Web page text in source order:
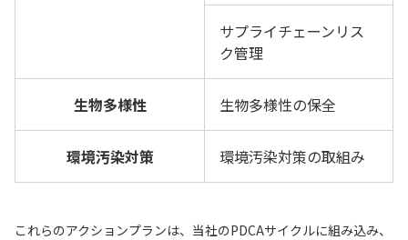
サプライチェーンリス
ク管理
生物多様性 生物多様性の保全
環境汚染対策 環境汚染対策の取組み
これらのアクションプランは、当社のPDCAサイクルに組み込み、